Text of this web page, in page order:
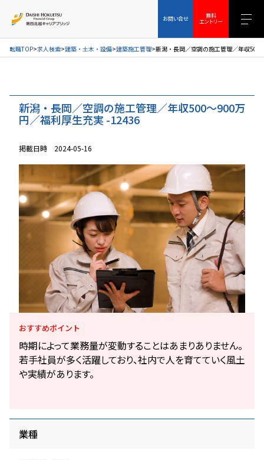
お問い合せ 無料
エントリー
お問い合せ 無料エントリー
転職TOP 求人検索 建築・土木・設備 建築施工管理 新潟・長岡／空調の施工管理／年収
新潟・長岡／空調の施工管理／年収500～900万
円／福利厚生充実 -12436
掲載日時 2024-05-16
おすすめポイント
時期によって業務量が変動することはあまりありません。
若手社員が多く活躍しており、社内で人を育てていく風土
や実績があります。
業種